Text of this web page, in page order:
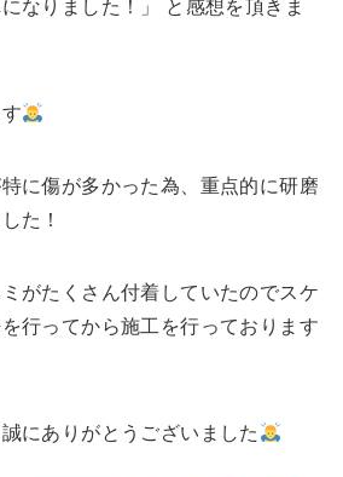
に傷が多かった為、重点的に研磨
た！
がたくさん付着していたのでスケ
行ってから施工を行っております
にありがとうございました